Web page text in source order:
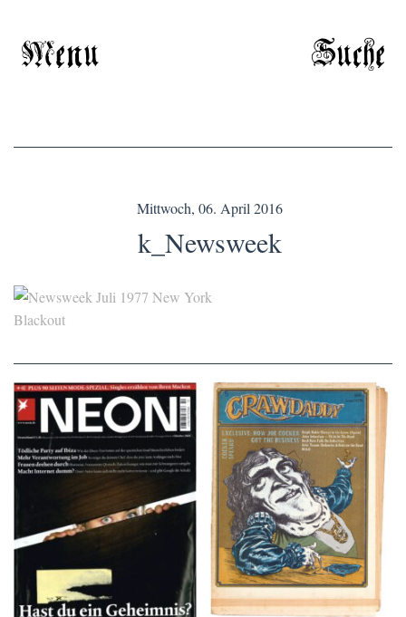
Menu Suche
Mittwoch, 06. April 2016
k_Newsweek
NEON – OKTOBER
2008
Crawdaddy – June/11/72